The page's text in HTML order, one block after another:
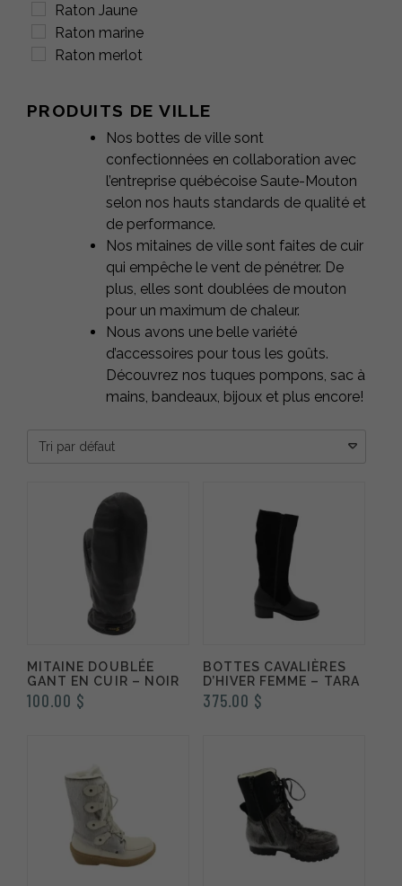
Raton Jaune
Raton marine
Raton merlot
Raton naturel pâle
Raton noir
Raton olive
Raton orange
Raton Rose pâle
Raton rouge
Raton Royal
Renard Argenté
Renard Crystal
Renard Crystal
Renard fuchsia
Renard noir
Renard norvégien
PRODUITS DE VILLE
Nos bottes de ville sont
confectionnées en collaboration avec
l’entreprise québécoise Saute-Mouton
selon nos hauts standards de qualité et
de performance.
Nos mitaines de ville sont faites de cuir
qui empêche le vent de pénétrer. De
plus, elles sont doublées de mouton
pour un maximum de chaleur.
Nous avons une belle variété
d’accessoires pour tous les goûts.
Découvrez nos tuques pompons, sac à
mains, bandeaux, bijoux et plus encore!
MITAINE DOUBLÉE
GANT EN CUIR – NOIR
100.00 $
BOTTES CAVALIÈRES
D’HIVER FEMME – TARA
375.00 $